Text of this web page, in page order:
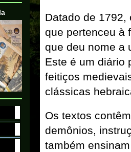
Datado de
que pertenceu à
que deu nome a
Este é um diário
feitiços
clássicas
Os textos
demônios,
também